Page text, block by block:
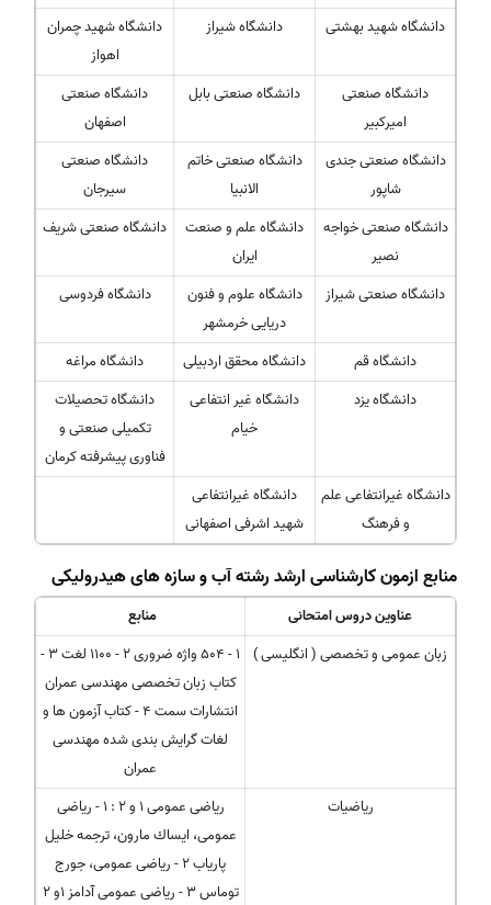
دانشگاه شهید بهشتی دانشگاه شیراز
دانشگاه شهید چمران
اهواز
دانشگاه صنعتی
امیرکبیر
دانشگاه صنعتی بابل
دانشگاه صنعتی
اصفهان
دانشگاه صنعتی جندی
شاپور
دانشگاه صنعتی خاتم
الانبیا
دانشگاه صنعتی
سیرجان
دانشگاه صنعتی خواجه
نصیر
دانشگاه علم و صنعت
ایران
دانشگاه صنعتی شریف
دانشگاه صنعتی شیراز
دانشگاه علوم و فنون
دریایی خرمشهر
دانشگاه فردوسی
دانشگاه قم دانشگاه محقق اردبیلی
دانشگاه مراغه
دانشگاه یزد
دانشگاه غیر انتفاعی
خیام
دانشگاه تحصیلات
تکمیلی صنعتی و
فناوری پیشرفته کرمان
دانشگاه غیرانتفاعی علم
و فرهنگ
دانشگاه غیرانتفاعی
شهید اشرفی اصفهانی
منابع ازمون کارشناسی ارشد رشته آب و سازه های هیدرولیکی
عناوین دروس امتحانی
منابع
زبان عمومی و تخصصی ( انگلیسی )
1 - 504 واژه ضروری 2 - 1100 لغت 3 -
کتاب زبان تخصصی مهندسی عمران
انتشارات سمت 4 - کتاب آزمون ها و
لغات گرایش بندی شده مهندسی
عمران
ریاضیات
ریاضی عمومی 1 و 2 : 1 - ریاضی
عمومی، ایساك مارون، ترجمه خلیل
پاریاب 2 - ریاضی عمومی، جورج
توماس 3 - ریاضی عمومی آدامز 1و 2